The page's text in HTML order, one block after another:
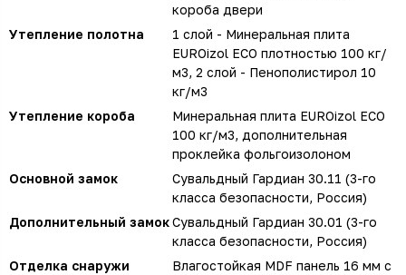
короба двери
Утепление полотна
1 слой - Минеральная плита
EUROizol ECO плотностью 100 кг/
м3, 2 слой - Пенополистирол 10
кг/м3
Утепление короба
Минеральная плита EUROizol ECO
100 кг/м3, дополнительная
проклейка фольгоизолоном
Основной замок
Сувальдный Гардиан 30.11 (3-го
класса безопасности, Россия)
Дополнительный замокСувальдный Гардиан 30.01 (3-го
класса безопасности, Россия)
Отделка снаружи
Влагостойкая MDF панель 16 мм с